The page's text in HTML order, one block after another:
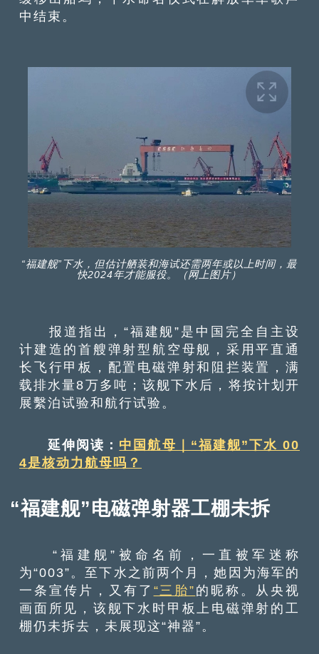
中结束。
“福建舰”下水，但估计舾装和海试还需两年或以上时间，最
快2024年才能服役。（网上图片）
报道指出，“福建舰”是中国完全自主设
计建造的首艘弹射型航空母舰，采用平直通
长飞行甲板，配置电磁弹射和阻拦装置，满
载排水量8万多吨；该舰下水后，将按计划开
展繫泊试验和航行试验。
延伸阅读： 中国航母｜“福建舰”下水 00
4是核动力航母吗？
“福建舰”电磁弹射器工棚未拆
“福建舰”被命名前，一直被军迷称
为“003”。至下水之前两个月，她因为海军的
一条宣传片，又有了 “三胎”的昵称。从央视
画面所见，该舰下水时甲板上电磁弹射的工
棚仍未拆去，未展现这“神器”。